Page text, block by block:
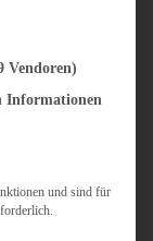
Vendoren)
Informationen
erteilt werden
und sind für